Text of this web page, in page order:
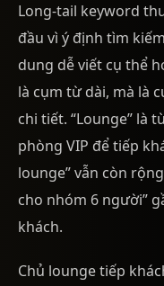
Long-tail keyword
đầu vì ý định tìm
dung dễ viết cụ thể
là cụm từ dài, mà là
chi tiết. “Lounge” là
phòng VIP để tiếp
lounge” vẫn còn
cho nhóm 6 người”
khách.
Chủ lounge tiếp